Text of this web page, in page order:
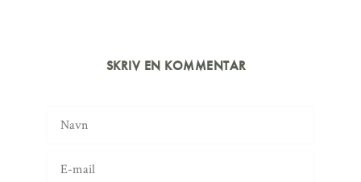
SKRIV EN KOMMENTAR